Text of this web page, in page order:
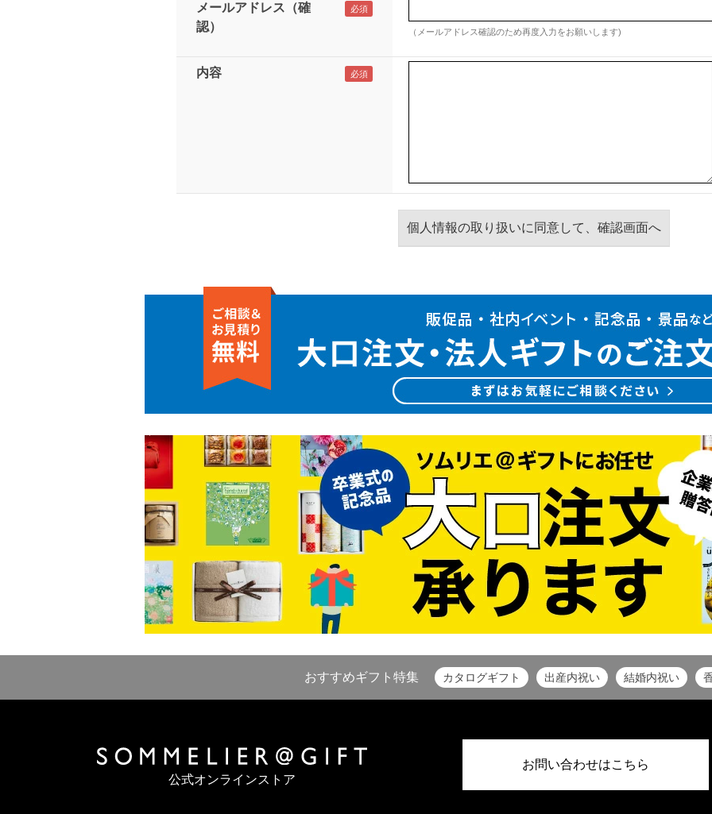
メールアドレス（確
認）
（メールアドレス確認のため再度入力をお願いします)
内容
おすすめギフト特集 カタログギフト 出産内祝い 結婚内祝い
公式オンラインストア
お問い合わせはこちら